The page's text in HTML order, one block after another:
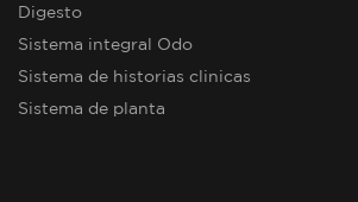
Digesto
Sistema integral Odo
Sistema de historias clinicas
Sistema de planta